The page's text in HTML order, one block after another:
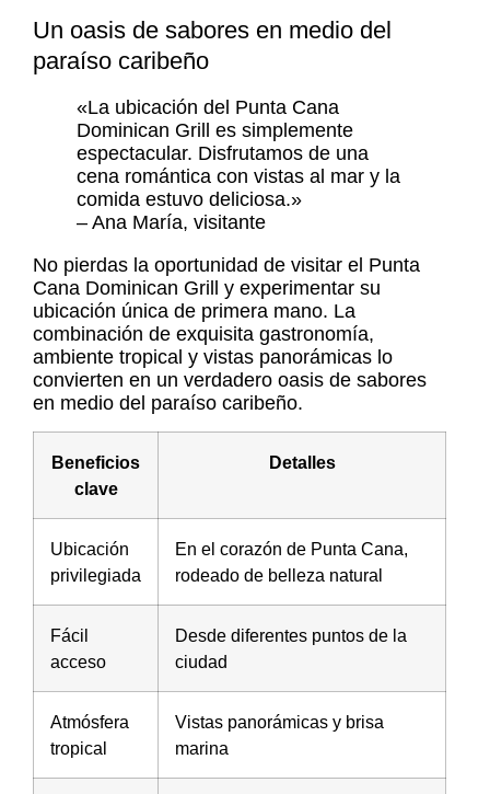
Un oasis de sabores en medio del
paraíso caribeño
«La ubicación del Punta Cana
Dominican Grill es simplemente
espectacular. Disfrutamos de una
cena romántica con vistas al mar y la
comida estuvo deliciosa.»
– Ana María, visitante
No pierdas la oportunidad de visitar el Punta
Cana Dominican Grill y experimentar su
ubicación única de primera mano. La
combinación de exquisita gastronomía,
ambiente tropical y vistas panorámicas lo
convierten en un verdadero oasis de sabores
en medio del paraíso caribeño.
Beneficios
clave
Detalles
Ubicación
privilegiada
En el corazón de Punta Cana,
rodeado de belleza natural
Fácil
acceso
Desde diferentes puntos de la
ciudad
Atmósfera
tropical
Vistas panorámicas y brisa
marina